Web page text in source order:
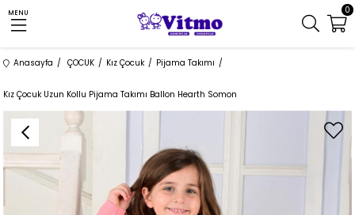
MENU 0
Anasayfa ÇOCUK Kız Çocuk Pijama Takımı
Kız Çocuk Uzun Kollu Pijama Takımı Ballon Hearth Somon